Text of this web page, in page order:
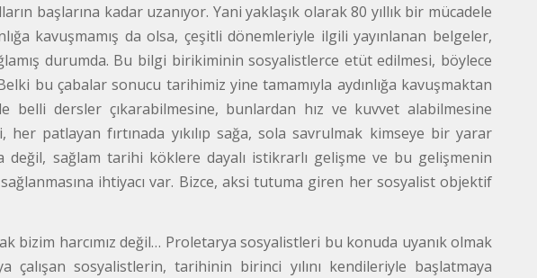
başlarına kadar uzanıyor. Yani yaklaşık olarak 80 yıllık bir mücadele
kavuşmamış da olsa, çeşitli dönemleriyle ilgili yayınlanan belgeler,
durumda. Bu bilgi birikiminin sosyalistlerce etüt edilmesi, böylece
bu çabalar sonucu tarihimiz yine tamamıyla aydınlığa kavuşmaktan
belli dersler çıkarabilmesine, bunlardan hız ve kuvvet alabilmesine
her patlayan fırtınada yıkılıp sağa, sola savrulmak kimseye bir yarar
sağlam tarihi köklere dayalı istikrarlı gelişme ve bu gelişmenin
ihtiyacı var. Bizce, aksi tutuma giren her sosyalist objektif
bizim harcımız değil… Proletarya sosyalistleri bu konuda uyanık olmak
sosyalistlerin, tarihinin birinci yılını kendileriyle başlatmaya